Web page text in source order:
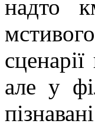
надто
але у